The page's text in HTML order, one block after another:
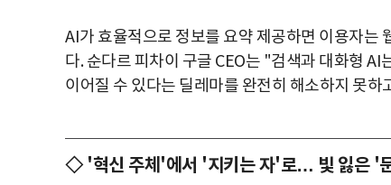
AI가 효율적으로 정보를 요약 제공하면 이용자는
다. 순다르 피차이 구글 CEO는 "검색과 대화형
이어질 수 있다는 딜레마를 완전히 해소하지 못하
◇ '혁신 주체'에서 '지키는 자'로… 빛 잃은 '